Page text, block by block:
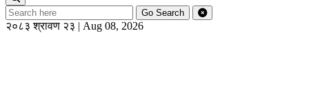
Go Search
२०८३ श्रावण २३ | Aug 08, 2026